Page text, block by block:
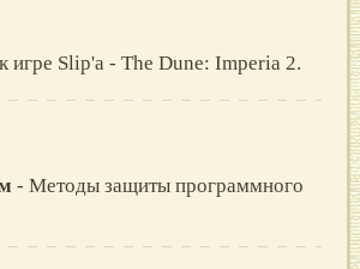
игре Slip'a - The Dune: Imperia 2.
- Методы защиты программного